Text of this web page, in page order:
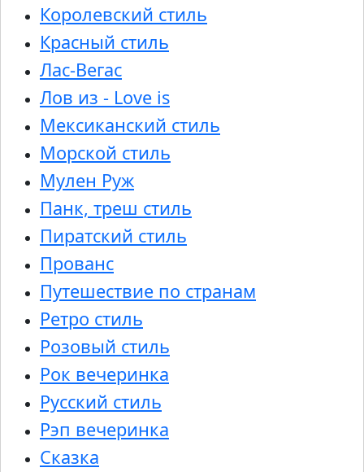
Королевский стиль
Красный стиль
Лас-Вегас
Лов из - Love is
Мексиканский стиль
Морской стиль
Мулен Руж
Панк, треш стиль
Пиратский стиль
Прованс
Путешествие по странам
Ретро стиль
Розовый стиль
Рок вечеринка
Русский стиль
Рэп вечеринка
Сказка